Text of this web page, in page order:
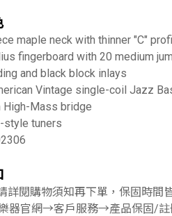
maple neck with thinner "C"
fingerboard with 20 medium
and black block inlays
Vintage single-coil Jazz
High-Mass bridge
style tuners
詳閱購物須知再下單，保固時間
器官網→客戶服務→產品保固/註